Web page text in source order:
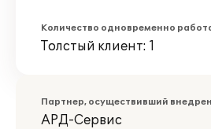
Количество одновременно
Толстый клиент: 1
Партнер, осуществивший
АРД-Сервис